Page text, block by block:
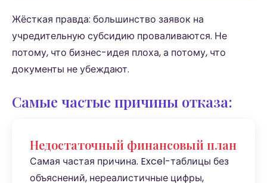
Жёсткая правда: большинство заявок на
учредительную субсидию проваливаются. Не
потому, что бизнес-идея плоха, а потому, что
документы не убеждают.
Самые частые причины отказа:
Недостаточный финансовый план
Самая частая причина. Excel-таблицы без
объяснений, нереалистичные цифры,